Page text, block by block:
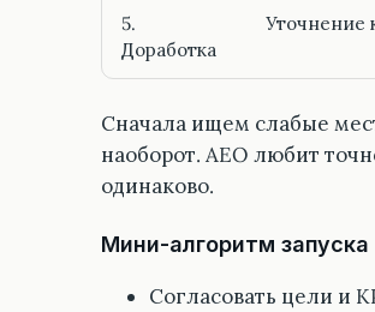
5.
Доработка
Уточнение
Сначала ищем слабые
наоборот. AEO любит
одинаково.
Мини-алгоритм запуска
Согласовать цели и